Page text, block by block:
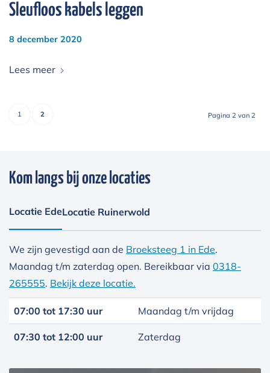
Sleufloos kabels leggen
8 december 2020
Lees meer
Pagina 2 van 2
1 2
Kom langs bij onze locaties
Locatie EdeLocatie Ruinerwold
We zijn gevestigd aan de Broeksteeg 1 in Ede.
Maandag t/m zaterdag open. Bereikbaar via 0318-
265555. Bekijk deze locatie.
07:00 tot 17:30 uur Maandag t/m vrijdag
07:30 tot 12:00 uur Zaterdag